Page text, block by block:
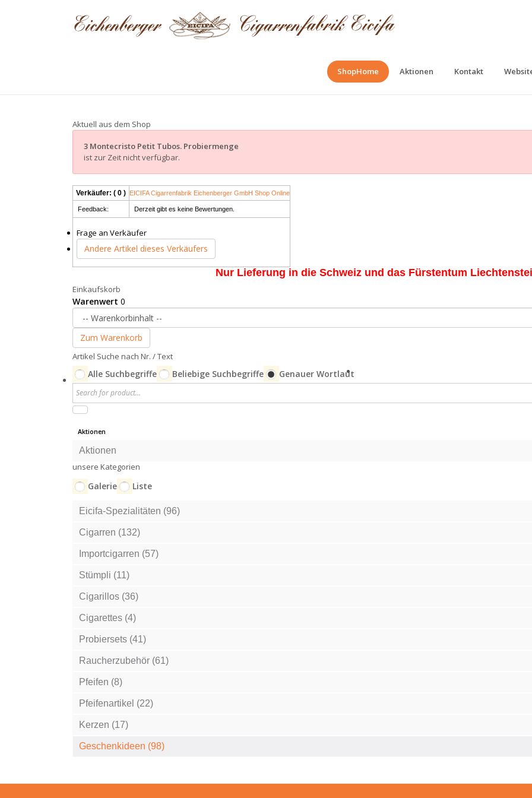
ShopHome Aktionen Kontakt
Aktuell aus dem Shop
3 Montecristo Petit Tubos. Probiermenge
ist zur Zeit nicht verfügbar.
Verkäufer: ( 0 ) EICIFA Cigarrenfabrik Eichenberger GmbH Shop Online
Feedback: Derzeit gibt es keine Bewertungen.
Frage an Verkäufer
Andere Artikel dieses Verkäufers
Nur Lieferung in die Schweiz und das Fürstentum
Einkaufskorb
Warenwert 0
Zum Warenkorb
Artikel Suche nach Nr. / Text
Alle Suchbegriffe Beliebige Suchbegriffe Genauer Wortlaut
Aktionen
Aktionen
unsere Kategorien
Galerie Liste
Eicifa-Spezialitäten (96)
Cigarren (132)
Importcigarren (57)
Stümpli (11)
Cigarillos (36)
Cigarettes (4)
Probiersets (41)
Raucherzubehör (61)
Pfeifen (8)
Pfeifenartikel (22)
Kerzen (17)
Geschenkideen (98)